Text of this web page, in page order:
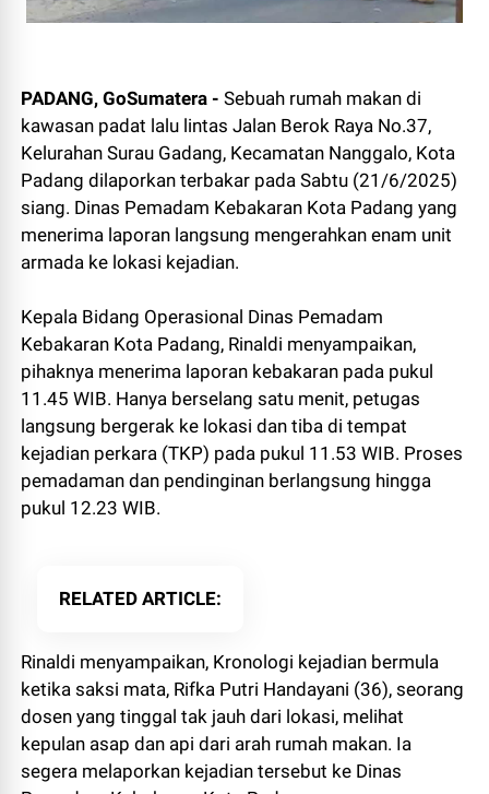
PADANG, GoSumatera -Sebuah rumah makan di
kawasan padat lalu lintas Jalan Berok Raya No.37,
Kelurahan Surau Gadang, Kecamatan Nanggalo, Kota
Padang dilaporkan terbakar pada Sabtu (21/6/2025)
siang. Dinas Pemadam Kebakaran Kota Padang yang
menerima laporan langsung mengerahkan enam unit
armada ke lokasi kejadian.
Kepala Bidang Operasional Dinas Pemadam
Kebakaran Kota Padang, Rinaldi menyampaikan,
pihaknya menerima laporan kebakaran pada pukul
11.45 WIB. Hanya berselang satu menit, petugas
langsung bergerak ke lokasi dan tiba di tempat
kejadian perkara (TKP) pada pukul 11.53 WIB. Proses
pemadaman dan pendinginan berlangsung hingga
pukul 12.23 WIB.
RELATED ARTICLE
Rinaldi menyampaikan, Kronologi kejadian bermula
ketika saksi mata, Rifka Putri Handayani (36), seorang
dosen yang tinggal tak jauh dari lokasi, melihat
kepulan asap dan api dari arah rumah makan. Ia
segera melaporkan kejadian tersebut ke Dinas